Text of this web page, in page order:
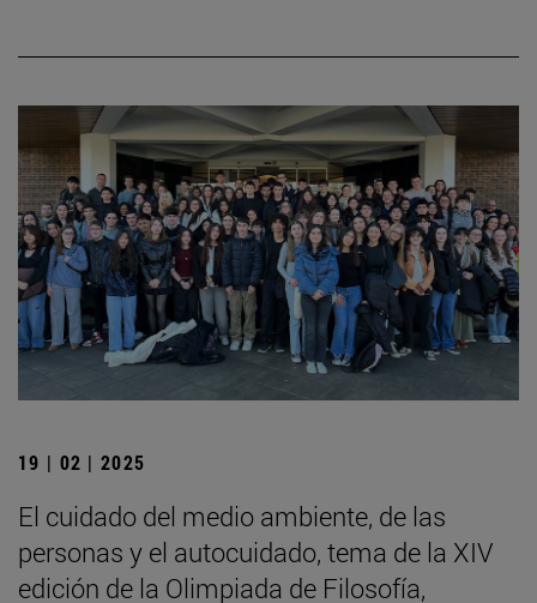
19 | 02 | 2025
El cuidado del medio ambiente, de las
personas y el autocuidado, tema de la XIV
edición de la Olimpiada de Filosofía,